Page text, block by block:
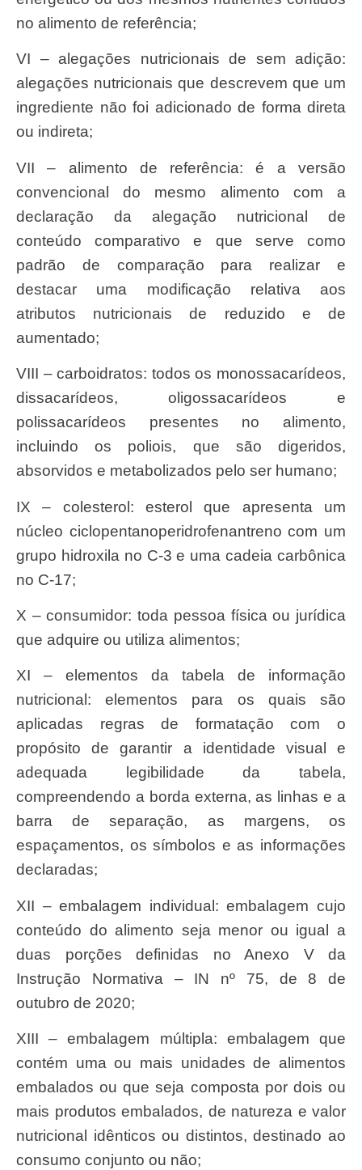
no alimento de referência;
VI – alegações nutricionais de sem adição:
alegações nutricionais que descrevem que um
ingrediente não foi adicionado de forma direta
ou indireta;
VII – alimento de referência: é a versão
convencional do mesmo alimento com a
declaração da alegação nutricional de
conteúdo comparativo e que serve como
padrão de comparação para realizar e
destacar uma modificação relativa aos
atributos nutricionais de reduzido e de
aumentado;
VIII – carboidratos: todos os monossacarídeos,
dissacarídeos, oligossacarídeos e
polissacarídeos presentes no alimento,
incluindo os poliois, que são digeridos,
absorvidos e metabolizados pelo ser humano;
IX – colesterol: esterol que apresenta um
núcleo ciclopentanoperidrofenantreno com um
grupo hidroxila no C-3 e uma cadeia carbônica
no C-17;
X – consumidor: toda pessoa física ou jurídica
que adquire ou utiliza alimentos;
XI – elementos da tabela de informação
nutricional: elementos para os quais são
aplicadas regras de formatação com o
propósito de garantir a identidade visual e
adequada legibilidade da tabela,
compreendendo a borda externa, as linhas e a
barra de separação, as margens, os
espaçamentos, os símbolos e as informações
declaradas;
XII – embalagem individual: embalagem cujo
conteúdo do alimento seja menor ou igual a
duas porções definidas no Anexo V da
Instrução Normativa – IN nº 75, de 8 de
outubro de 2020;
XIII – embalagem múltipla: embalagem que
contém uma ou mais unidades de alimentos
embalados ou que seja composta por dois ou
mais produtos embalados, de natureza e valor
nutricional idênticos ou distintos, destinado ao
consumo conjunto ou não;